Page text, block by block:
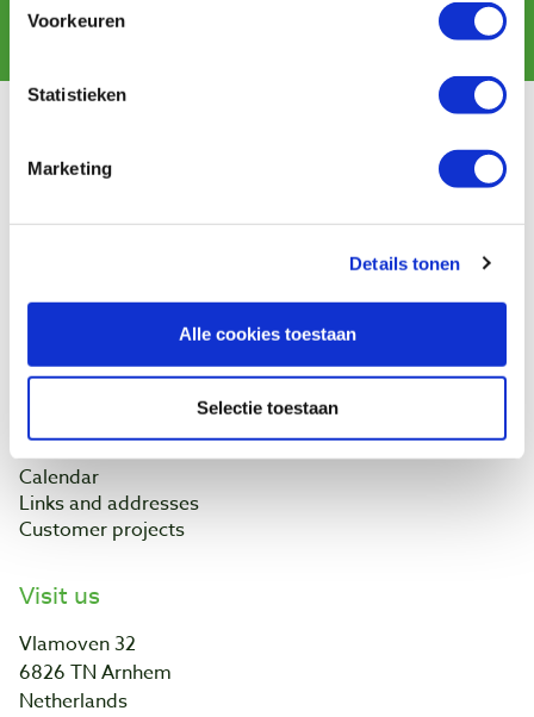
Voorkeuren
Statistieken
Marketing
Details tonen
Alle cookies toestaan
Selectie toestaan
Shipping costs
Return
Baptist Arnhem
Our shop
About us
Calendar
Links and addresses
Customer projects
Visit us
Vlamoven 32
6826 TN Arnhem
Netherlands